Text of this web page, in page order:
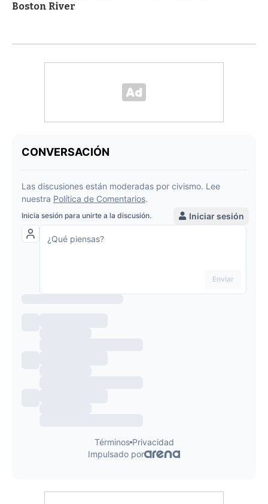
Boston River